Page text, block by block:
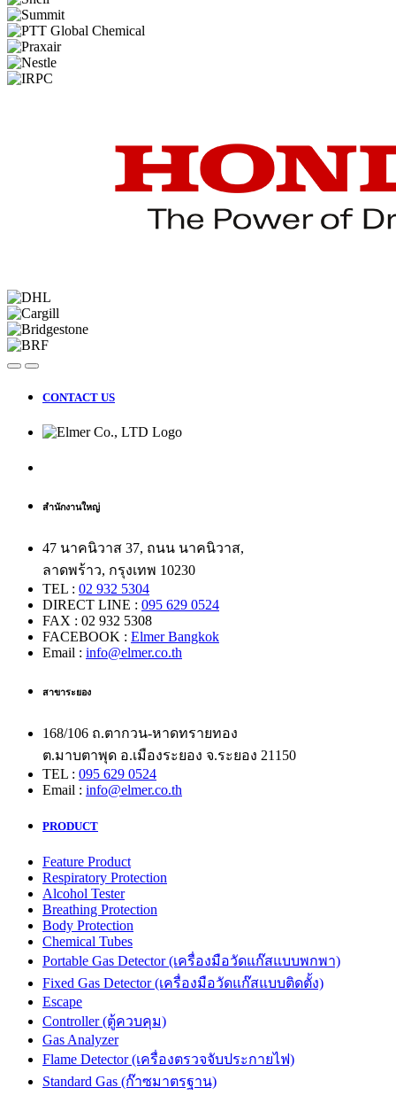
CONTACT US
สำนักงานใหญ่
47 นาคนิวาส 37, ถนน นาคนิวาส,
ลาดพร้าว, กรุงเทพ 10230
TEL : 02 932 5304
DIRECT LINE : 095 629 0524
FAX : 02 932 5308
FACEBOOK : Elmer Bangkok
Email : info@elmer.co.th
สาขาระยอง
168/106 ถ.ตากวน-หาดทรายทอง
ต.มาบตาพุด อ.เมืองระยอง จ.ระยอง 21150
TEL : 095 629 0524
Email : info@elmer.co.th
PRODUCT
Feature Product
Respiratory Protection
Alcohol Tester
Breathing Protection
Body Protection
Chemical Tubes
Portable Gas Detector (เครื่องมือวัดแก๊สแบบพกพา)
Fixed Gas Detector (เครื่องมือวัดแก๊สแบบติดตั้ง)
Escape
Controller (ตู้ควบคุม)
Gas Analyzer
Flame Detector (เครื่องตรวจจับประกายไฟ)
Standard Gas (ก๊าซมาตรฐาน)